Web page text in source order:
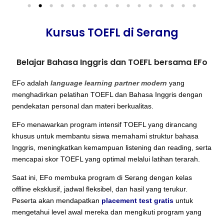
Kursus TOEFL di Serang
Belajar Bahasa Inggris dan TOEFL bersama EFo
EFo adalah language learning partner modern yang
menghadirkan pelatihan TOEFL dan Bahasa Inggris dengan
pendekatan personal dan materi berkualitas.
EFo menawarkan program intensif TOEFL yang dirancang
khusus untuk membantu siswa memahami struktur bahasa
Inggris, meningkatkan kemampuan listening dan reading, serta
mencapai skor TOEFL yang optimal melalui latihan terarah.
Saat ini, EFo membuka program di Serang dengan kelas
offline eksklusif, jadwal fleksibel, dan hasil yang terukur.
Peserta akan mendapatkan placement test gratis untuk
mengetahui level awal mereka dan mengikuti program yang